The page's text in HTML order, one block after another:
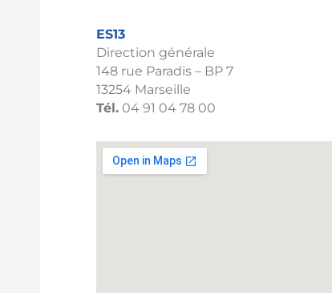
ES13
Direction générale
148 rue Paradis – BP 7
13254 Marseille
Tél. 04 91 04 78 00